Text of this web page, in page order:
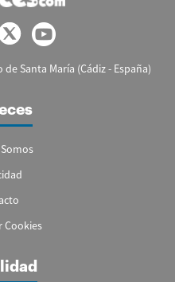
Santa María (Cádiz - España)
Cookies